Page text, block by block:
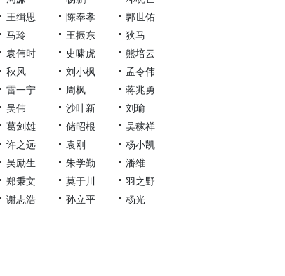
王缉思
陈奉孝
郭世佑
马玲
王振东
狄马
袁伟时
史啸虎
熊培云
秋风
刘小枫
孟令伟
雷一宁
周枫
蒋兆勇
吴伟
沙叶新
刘瑜
葛剑雄
储昭根
吴稼祥
许之远
袁刚
杨小凯
吴励生
朱学勤
潘维
郑秉文
莫于川
羽之野
谢志浩
孙立平 杨光